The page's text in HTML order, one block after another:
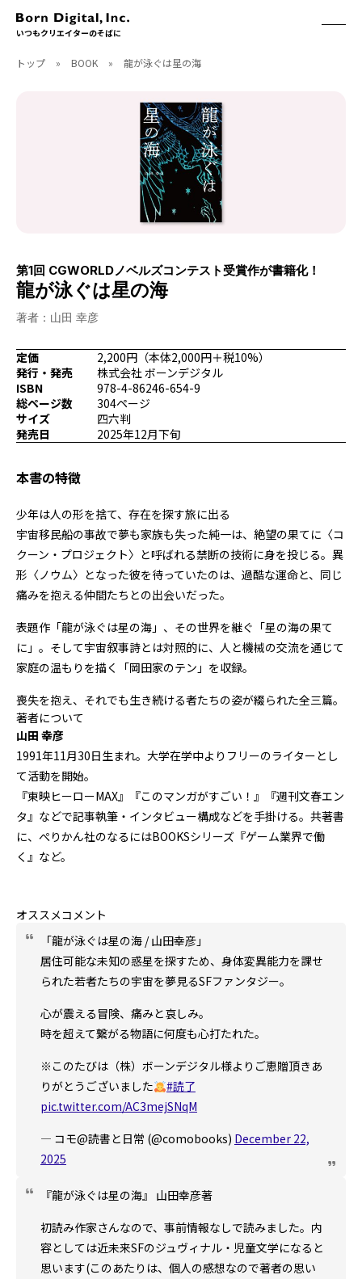
いつもクリエイターのそばに
ABOUT
CGWORLD
BOOK
刊行順
ゲーム/CG
映像/映画/アニメ
プログラミング/ウェブ
ファッション/デザイン/他
SEMINAR
チュートリアル
トップ » BOOK » 龍が泳ぐは星の海
龍が泳ぐは星の海
第1回 CGWORLDノベルズコンテスト受賞作が書籍化！
著者：山田 幸彦
定価
2,200円（本体2,000円＋税10%）
発行・発売
株式会社 ボーンデジタル
ISBN
978-4-86246-654-9
総ページ数
304ページ
サイズ
四六判
発売日
2025年12月下旬
本書の特徴
少年は人の形を捨て、存在を探す旅に出る――
宇宙移民船の事故で夢も家族も失った純一は、絶望の果てに〈コ
クーン・プロジェクト〉と呼ばれる禁断の技術に身を投じる。異
形〈ノウム〉となった彼を待っていたのは、過酷な運命と、同じ
痛みを抱える仲間たちとの出会いだった。
表題作「龍が泳ぐは星の海」、その世界を継ぐ「星の海の果て
に」。そして宇宙叙事詩とは対照的に、人と機械の交流を通じて
家庭の温もりを描く「岡田家のテン」を収録。
喪失を抱え、それでも生き続ける者たちの姿が綴られた全三篇。
著者について
山田 幸彦
1991年11月30日生まれ。大学在学中よりフリーのライターとし
て活動を開始。
『東映ヒーローMAX』『このマンガがすごい！』『週刊文春エン
タ』などで記事執筆・インタビュー構成などを手掛ける。共著書
に、ぺりかん社のなるにはBOOKSシリーズ『ゲーム業界で働
く』など。
オススメコメント
「龍が泳ぐは星の海 / 山田幸彦」
居住可能な未知の惑星を探すため、身体変異能力を課せ
られた若者たちの宇宙を夢見るSFファンタジー。
心が震える冒険、痛みと哀しみ。
時を超えて繋がる物語に何度も心打たれた。
※このたびは（株）ボーンデジタル様よりご恵贈頂きあ
りがとうございました
#読了
pic.twitter.com/AC3mejSNqM
— コモ@読書と日常 (@comobooks) December 22,
2025
『龍が泳ぐは星の海』 山田幸彦著
初読み作家さんなので、事前情報なしで読みました。内
容としては近未来SFのジュヴィナル・児童文学になると
思います(このあたりは、個人の感想なので著者の思い